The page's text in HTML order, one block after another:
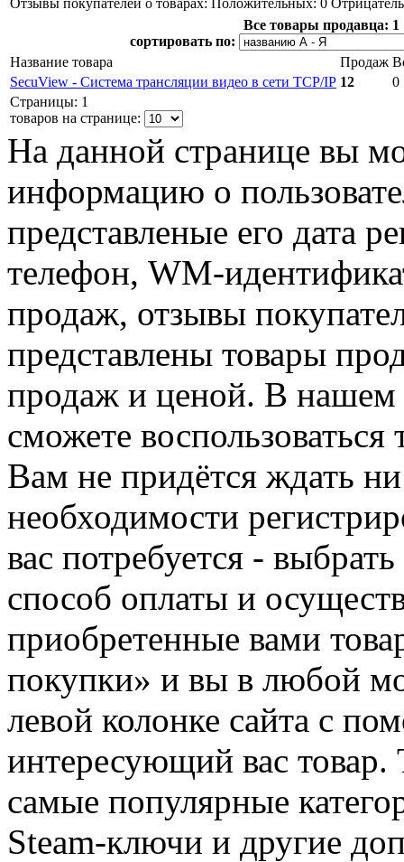
Отзывы покупателей о товарах: Положительных: 0
Все товары продавца: 1
сортировать по:
Название товара
Продаж
SecuView - Система трансляции видео в сети TCP/IP 12
0
Страницы: 1
товаров на странице:
На данной странице вы
информацию о
представленые его дата
телефон, WM-
продаж, отзывы
представлены товары
продаж и ценой. В нашем
сможете
Вам не придётся ждать
необходимости
вас потребуется -
способ оплаты и
приобретенные вами
покупки» и вы в любой
левой колонке сайта с
интересующий вас
самые популярные
Steam-ключи и другие